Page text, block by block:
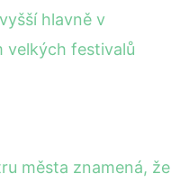
hlavně v
velkých festivalů
města znamená, že